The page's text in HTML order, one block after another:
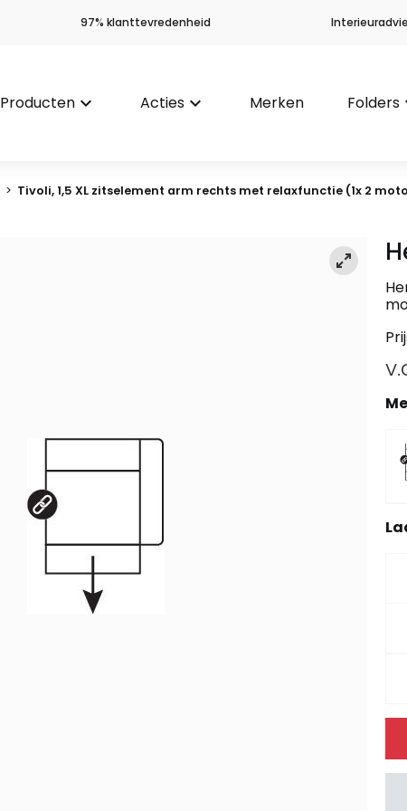
97% klanttevredenheid
Producten keyboard_arrow_down Acties keyboard_arrow_down Merken Folders
> Tivoli, 1,5 XL zitselement arm rechts met relaxfunctie (1x 2